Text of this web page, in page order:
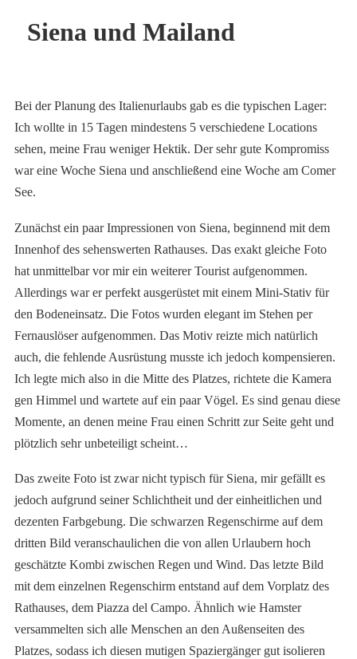
Siena und Mailand
Bei der Planung des Italienurlaubs gab es die typischen Lager:
Ich wollte in 15 Tagen mindestens 5 verschiedene Locations
sehen, meine Frau weniger Hektik. Der sehr gute Kompromiss
war eine Woche Siena und anschließend eine Woche am Comer
See.
Zunächst ein paar Impressionen von Siena, beginnend mit dem
Innenhof des sehenswerten Rathauses. Das exakt gleiche Foto
hat unmittelbar vor mir ein weiterer Tourist aufgenommen.
Allerdings war er perfekt ausgerüstet mit einem Mini-Stativ für
den Bodeneinsatz. Die Fotos wurden elegant im Stehen per
Fernauslöser aufgenommen. Das Motiv reizte mich natürlich
auch, die fehlende Ausrüstung musste ich jedoch kompensieren.
Ich legte mich also in die Mitte des Platzes, richtete die Kamera
gen Himmel und wartete auf ein paar Vögel. Es sind genau diese
Momente, an denen meine Frau einen Schritt zur Seite geht und
plötzlich sehr unbeteiligt scheint…
Das zweite Foto ist zwar nicht typisch für Siena, mir gefällt es
jedoch aufgrund seiner Schlichtheit und der einheitlichen und
dezenten Farbgebung. Die schwarzen Regenschirme auf dem
dritten Bild veranschaulichen die von allen Urlaubern hoch
geschätzte Kombi zwischen Regen und Wind. Das letzte Bild
mit dem einzelnen Regenschirm entstand auf dem Vorplatz des
Rathauses, dem Piazza del Campo. Ähnlich wie Hamster
versammelten sich alle Menschen an den Außenseiten des
Platzes, sodass ich diesen mutigen Spaziergänger gut isolieren